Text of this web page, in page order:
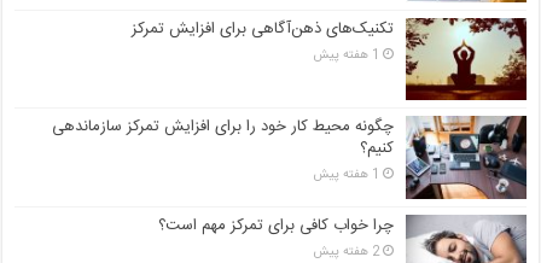
تکنیک‌های ذهن‌آگاهی برای افزایش تمرکز
1 هفته پیش
چگونه محیط کار خود را برای افزایش تمرکز سازماندهی
کنیم؟
1 هفته پیش
چرا خواب کافی برای تمرکز مهم است؟
2 هفته پیش